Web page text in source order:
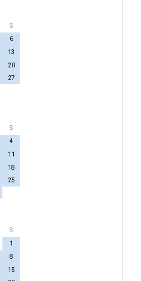
S
6
13
20
27
S
4
11
18
25
S
1
8
15